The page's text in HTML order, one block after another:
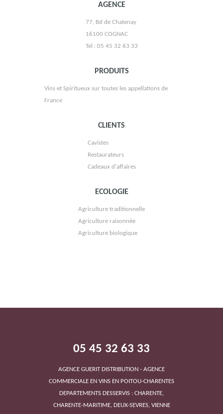
VIGNOBLE BURC
AGENCE
77, Bd de Chatenay
16100 COGNAC
Tel : 05 45 32 63 33
PRODUITS
Vins et Spiritueux sur toutes les appellations de
France
CLIENTS
Cavistes
Restaurateurs
Cadeaux d'affaires
ECOLOGIE
Agriculture traditionnelle
Agriculture raisonnée
Agriculture biologique
05 45 32 63 33
AGENCE GUERIT DISTRIBUTION - AGENCE
COMMERCIALE EN VINS EN POITOU-CHARENTES
DEPARTEMENTS DESSERVIS : CHARENTE,
CHARENTE-MARITIME, DEUX-SEVRES, VIENNE